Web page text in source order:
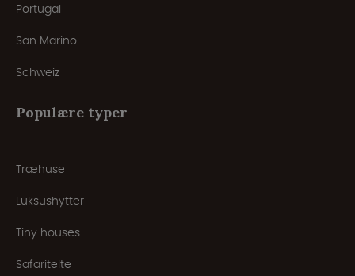
Portugal
San Marino
Schweiz
Populære typer
Træhuse
Luksushytter
Tiny houses
Safaritelte